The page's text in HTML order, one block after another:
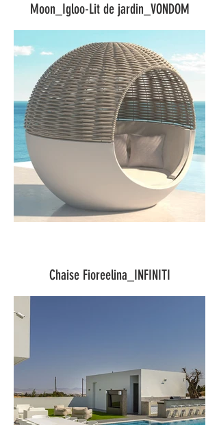
Moon_Igloo-Lit de jardin_VONDOM
Chaise Fioreelina_INFINITI